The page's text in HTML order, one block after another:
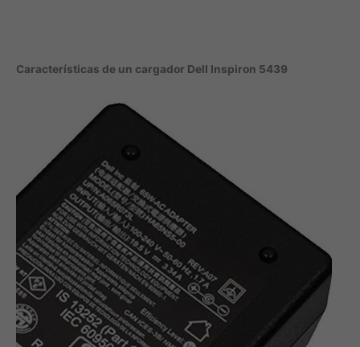
Características de un cargador Dell Inspiron 5439